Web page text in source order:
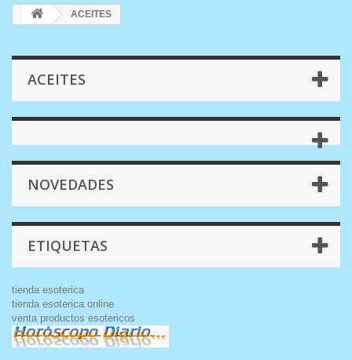
ACEITES
ACEITES
NOVEDADES
ETIQUETAS
tienda esoterica
tienda esoterica online
venta productos esotericos